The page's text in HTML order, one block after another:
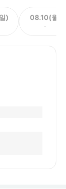
) 08.10(월)
-